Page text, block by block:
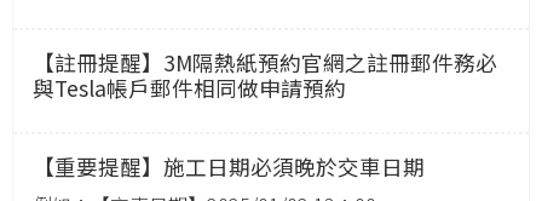
【註冊提醒】3M隔熱紙預約官網之註冊郵件務必
與Tesla帳戶郵件相同做申請預約
【重要提醒】施工日期必須晚於交車日期